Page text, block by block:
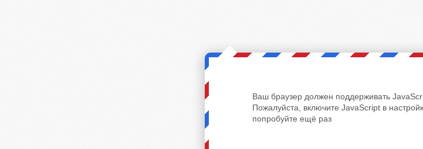
Ваш браузер должен поддерживать
Пожалуйста, включите JavaScript в
попробуйте ещё раз